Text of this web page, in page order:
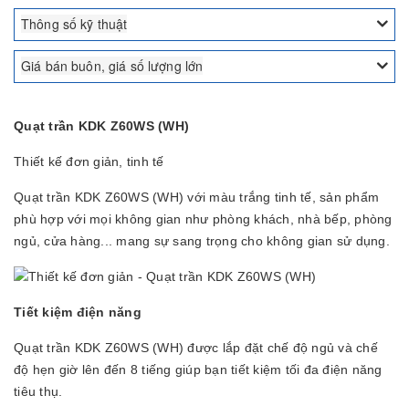
Thông số kỹ thuật
Giá bán buôn, giá số lượng lớn
Quạt trần KDK Z60WS (WH)
Thiết kế đơn giản, tinh tế
Quạt trần KDK Z60WS (WH) với màu trắng tinh tế, sản phẩm
phù hợp với mọi không gian như phòng khách, nhà bếp, phòng
ngủ, cửa hàng... mang sự sang trọng cho không gian sử dụng.
Tiết kiệm điện năng
Quạt trần KDK Z60WS (WH) được lắp đặt chế độ ngủ và chế
độ hẹn giờ lên đến 8 tiếng giúp bạn tiết kiệm tối đa điện năng
tiêu thụ.